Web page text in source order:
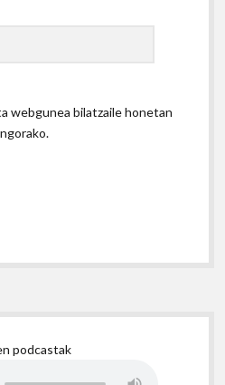
webgunea bilatzaile honetan
podcastak